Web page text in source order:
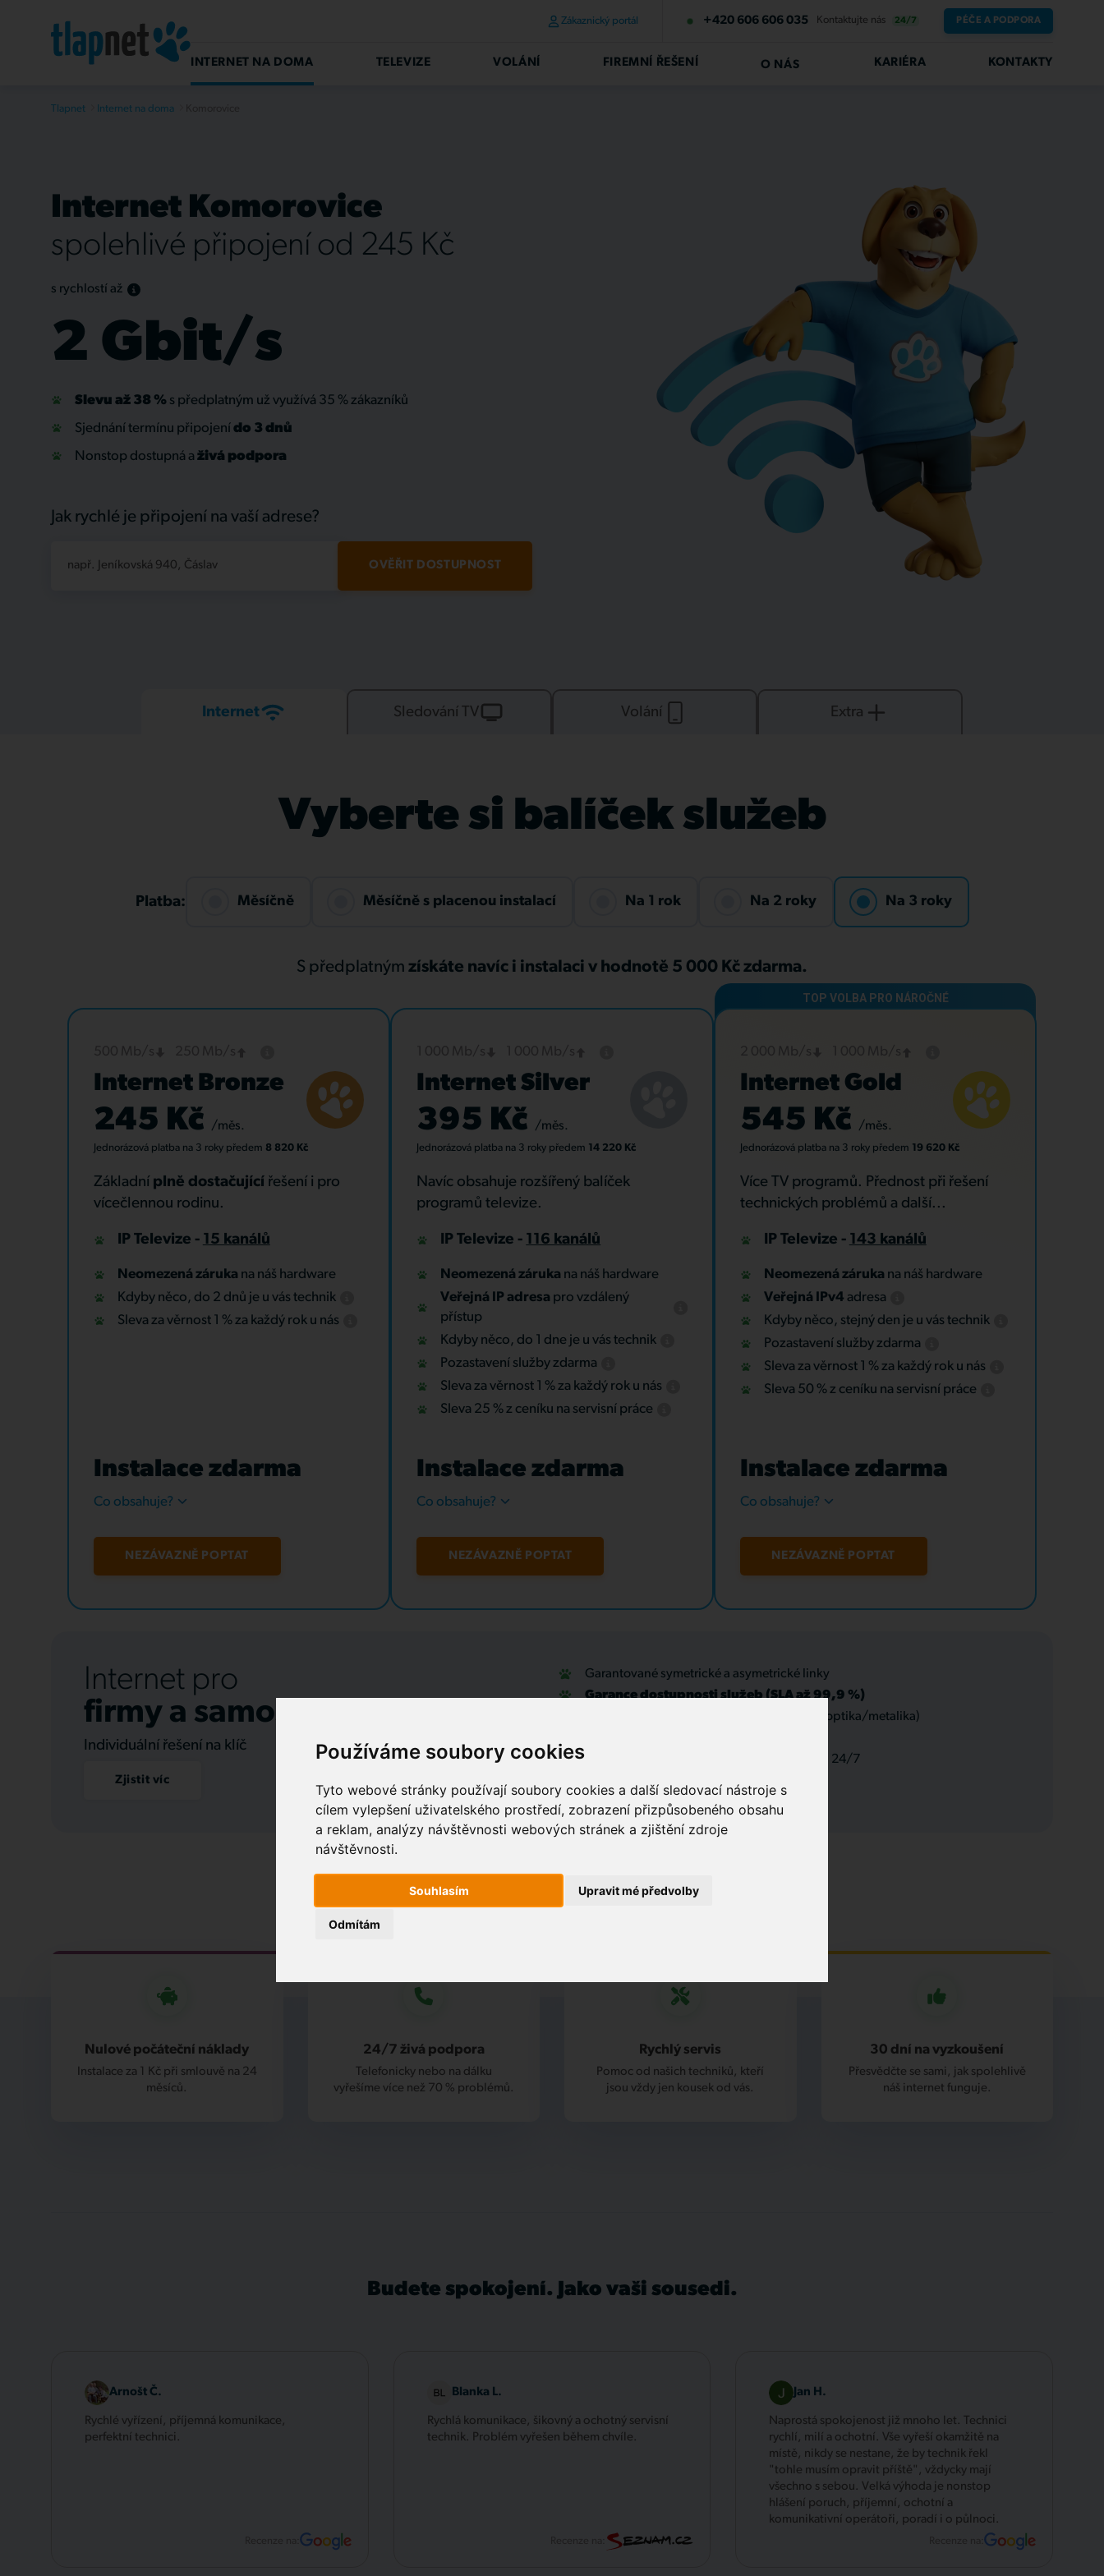
Používáme soubory cookies
Tyto webové stránky používají soubory cookies a další sledovací nástroje s
cílem vylepšení uživatelského prostředí, zobrazení přizpůsobeného obsahu
a reklam, analýzy návštěvnosti webových stránek a zjištění zdroje
návštěvnosti.
Souhlasím
Odmítám
Upravit mé předvolby
Zákaznický portál +420 606 606 035 Kontaktujte nás 24/7 PÉČE A PODPORA
INTERNET NA DOMA TELEVIZE VOLÁNÍ FIREMNÍ ŘEŠENÍ O NÁS KARIÉRA KONTAKTY
Tlapnet Internet na doma
Internet Komorovice
spolehlivé připojení od 245 Kč
s rychlostí až
2 Gbit/s
Slevu až 38 % s předplatným už využívá 35 % zákazníků
Sjednání termínu připojení do 3 dnů
Nonstop dostupná a živá podpora
Jak rychlé je připojení na vaší adrese?
např. Jeníkovská 940, Čáslav OVĚŘIT DOSTUPNOST
Internet Sledování TV Volání Extra
Vyberte si balíček služeb
Platba: Měsíčně Měsíčně s placenou instalací Na 1 rok Na 2 roky Na 3 roky
S předplatným získáte navíc i instalaci v hodnotě 5 000 Kč zdarma.
Internet Bronze
245 Kč /měs.
Jednorázová platba na 3 rokypředem 8 820 Kč
Základní plně dostačující řešení i pro
vícečlennou rodinu.
IP Televize - 15 kanálů
Neomezená záruka na náš hardware
Kdyby něco, do 2 dnů je u vás technik
Sleva za věrnost 1 % za každý rok u nás
Instalace zdarma
Co obsahuje?
NEZÁVAZNĚ POPTAT
Internet Silver
395 Kč /měs.
Jednorázová platba na 3 roky předem 14 220 Kč
Navíc obsahuje rozšířený balíček
programů televize.
IP Televize - 116 kanálů
Neomezená záruka na náš hardware
Veřejná IP adresa pro vzdálený
přístup
Kdyby něco, do 1 dne je u vás technik
Pozastavení služby zdarma
Sleva za věrnost 1 % za každý rok u nás
Sleva 25 % z ceníku na servisní práce
Instalace zdarma
Co obsahuje?
NEZÁVAZNĚ POPTAT
Internet Gold
545 Kč /měs.
Jednorázová platba na 3 rokypředem 19 620 Kč
Více TV programů. Přednost při řešení
technických problémů a další...
IP Televize - 143 kanálů
Neomezená záruka na náš hardware
Veřejná IPv4 adresa
Kdyby něco, stejný den je u vás technik
Pozastavení služby zdarma
Sleva za věrnost 1 % za každý rok u nás
Sleva 50 % z ceníku na servisní práce
Instalace zdarma
Co obsahuje?
NEZÁVAZNĚ POPTAT
Internet pro
firmy a samosprávu
Individuální řešení na klíč
Zjistit víc
Garantované symetrické a asymetrické linky
Garance dostupnosti služeb (SLA až 99,9 %)
Optické přípojky a interní datové rozvody (optika/metalika)
IT outsourcing, správa sítí a servis, podpora 24/7
Nulové počáteční náklady
Instalace za 1 Kč při smlouvě na 24
měsíců.
24/7 živá podpora
Telefonicky nebo na dálku
vyřešíme více než 70 % problémů.
Rychlý servis
Pomoc od našich techniků, kteří
jsou vždy jen kousek od vás.
30 dní na vyzkoušení
Přesvědčte se sami, jak spolehlivě
náš internet funguje.
Budete spokojení. Jako vaši sousedi.
Arnošt Č.
Rychlé vyřízení, příjemná komunikace,
perfektní technici.
Blanka L.
Rychlá komunikace, šikovný a ochotný servisní
technik. Problém vyřešen během chvíle.
Jan H.
Naprostá spokojenost již mnoho let. Technici
rychlí, milí a ochotní. Vše vyřeší okamžitě na
místě, nikdy se nestane, že by technik řekl
"tohle musím opravit příště", vždycky mají
všechno s sebou. Velká výhoda je nonstop
hlášení poruch, příjemní, ochotní a
komunikativní operátoři, poradí i o půlnoci.
Recenze na: